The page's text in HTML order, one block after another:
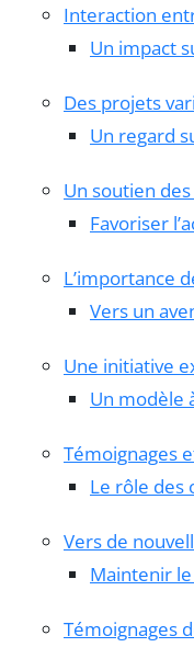
Interaction
Un impact
Des projets
Un regard
Un soutien
Favoriser
L’importance
Vers un
Une initiative
Un modèle
Témoignages
Le rôle des
Vers de
Maintenir le
Témoignages